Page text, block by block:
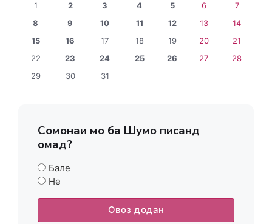
1
2 3 4 5 6
7
8
9 10 11 12 13
14
15
16 17 18 19 20
21
22
23 24 25 26 27
28
29
30 31
Сомонаи мо ба Шумо писанд
омад?
Бале
Не
Овоз додан